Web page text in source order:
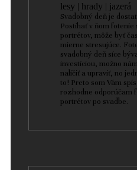
lesy | hrady | jazerá
Svadobný deň je
Postíhať v ňom fotenie
portrétov, môže byť
mierne stresujúce.
svadobný deň síce
investíciou, možno
nalíčiť a upraviť, no
to! Preto som Vám
rozhodne odporúčam
portrétov po svadbe.